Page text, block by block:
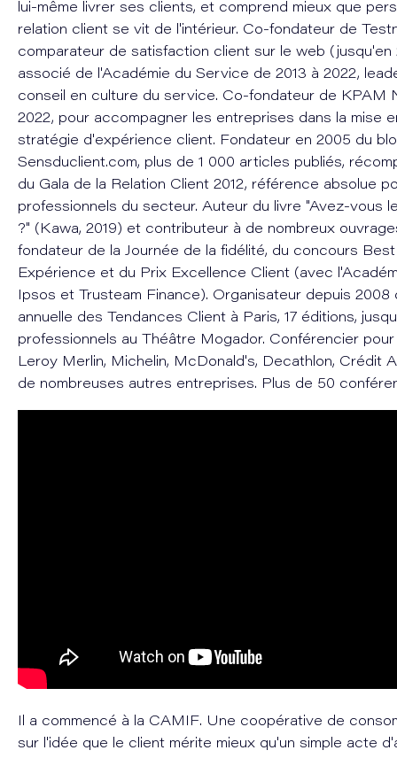
lui-même livrer ses clients, et comprend mieux que
relation client se vit de l'intérieur. Co-fondateur de
comparateur de satisfaction client sur le web (jusqu'en
associé de l'Académie du Service de 2013 à 2022,
conseil en culture du service. Co-fondateur de KPAM
2022, pour accompagner les entreprises dans la mise
stratégie d'expérience client. Fondateur en 2005 du
Sensduclient.com, plus de 1 000 articles publiés,
du Gala de la Relation Client 2012, référence absolue
professionnels du secteur. Auteur du livre "Avez-vous
?" (Kawa, 2019) et contributeur à de nombreux
fondateur de la Journée de la fidélité, du concours
Expérience et du Prix Excellence Client (avec
Ipsos et Trusteam Finance). Organisateur depuis
annuelle des Tendances Client à Paris, 17 éditions,
professionnels au Théâtre Mogador. Conférencier
Leroy Merlin, Michelin, McDonald's, Decathlon, Crédit
de nombreuses autres entreprises. Plus de 50
Il a commencé à la CAMIF. Une coopérative de
sur l'idée que le client mérite mieux qu'un simple acte